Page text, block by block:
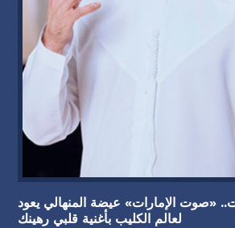
9 سنوات.. «صوت الإمارات» عيضة المنهالي يعود
لعالم الكليب بأغنية قلبي رهينك